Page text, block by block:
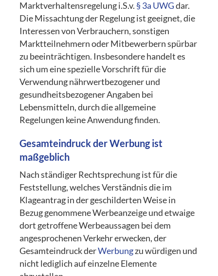
Marktverhaltensregelung i.S.v. § 3a UWGdar.
Die Missachtung der Regelung ist geeignet, die
Interessen von Verbrauchern, sonstigen
Marktteilnehmern oder Mitbewerbern spürbar
zu beeinträchtigen. Insbesondere handelt es
sich um eine spezielle Vorschrift für die
Verwendung nährwertbezogener und
gesundheitsbezogener Angaben bei
Lebensmitteln, durch die allgemeine
Regelungen keine Anwendung finden.
Gesamteindruck der Werbung ist
maßgeblich
Nach ständiger Rechtsprechung ist für die
Feststellung, welches Verständnis die im
Klageantrag in der geschilderten Weise in
Bezug genommene Werbeanzeige und etwaige
dort getroffene Werbeaussagen bei dem
angesprochenen Verkehr erwecken, der
Gesamteindruck derWerbungzu würdigen und
nicht lediglich auf einzelne Elemente